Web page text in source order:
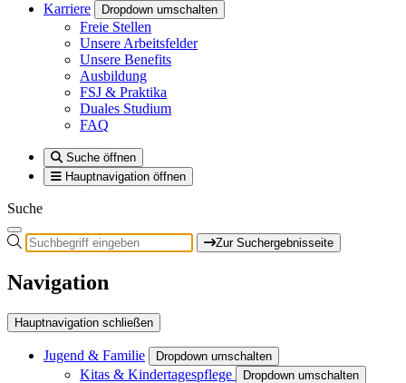
Karriere
Dropdown umschalten
Freie Stellen
Unsere Arbeitsfelder
Unsere Benefits
Ausbildung
FSJ & Praktika
Duales Studium
FAQ
Suche öffnen
Hauptnavigation öffnen
Suche
Zur Suchergebnisseite
Navigation
Hauptnavigation schließen
Jugend & Familie Dropdown umschalten
Kitas & Kindertagespflege Dropdown umschalten